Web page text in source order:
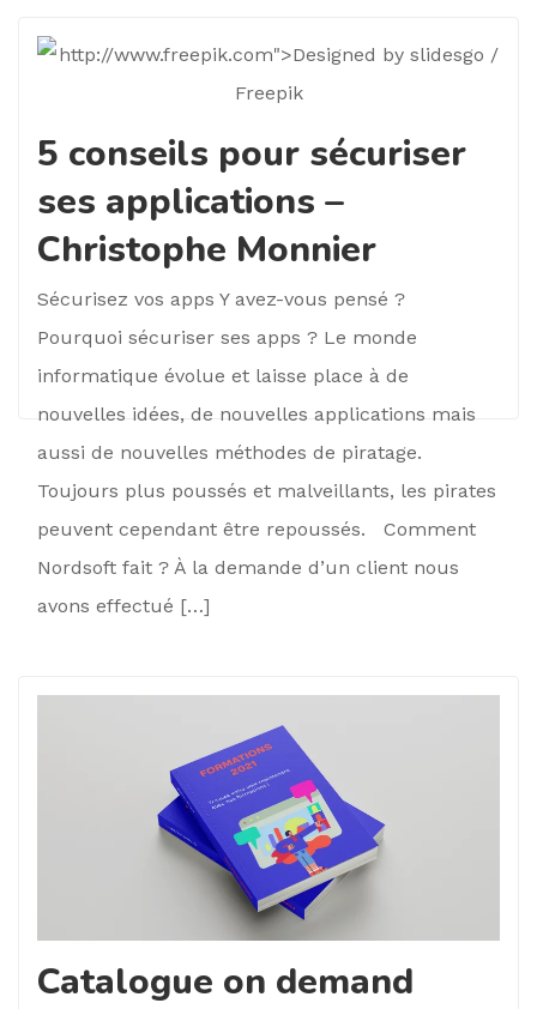
5 conseils pour sécuriser
ses applications –
Christophe Monnier
Sécurisez vos apps Y avez-vous pensé ?
Pourquoi sécuriser ses apps ? Le monde
informatique évolue et laisse place à de
nouvelles idées, de nouvelles applications mais
aussi de nouvelles méthodes de piratage.
Toujours plus poussés et malveillants, les pirates
peuvent cependant être repoussés. Comment
Nordsoft fait ? À la demande d’un client nous
avons effectué […]
Catalogue on demand